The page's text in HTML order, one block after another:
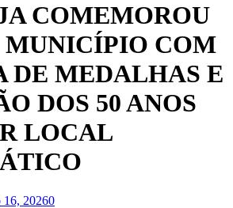
COMEMOROU
MUNICÍPIO COM
DE MEDALHAS E
DOS 50 ANOS
LOCAL
16, 20260